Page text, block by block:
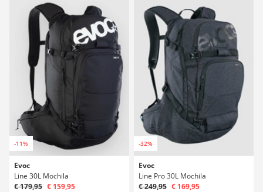
-11%
Evoc
Line 30L Mochila
€ 179,95 € 159,95
-32%
Evoc
Line Pro 30L Mochila
€ 249,95 € 169,95